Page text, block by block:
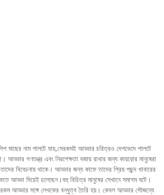
মাছের নাম পালটে যায়,সেরকমই আড্ডার চরিত্রও দেশভেদে পালটে
গণতন্ত্র এবং নিরপেক্ষতা বজায় রাখার জন্য কায়রোর মানুষেরা
বিবেচনায় থাকে। আড্ডার জন্য কাফে তাদের প্রিয় পছন্দ খাবারের
আড্ডা দিয়েই চলেছেন।বহু বিচিত্র মানুষের সেখানে সমাগম ঘটে।
আড্ডার সঙ্গে লেখকের বন্ধুত্ব তৈরি হয়। কেবল আড্ডার সৌজন্যে